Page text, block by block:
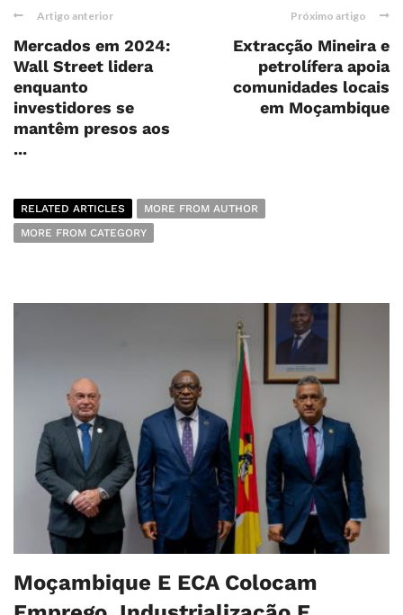
Artigo anterior
Mercados em 2024:
Wall Street lidera
enquanto
investidores se
mantêm presos aos
...
Próximo artigo
Extracção Mineira e
petrolífera apoia
comunidades locais
em Moçambique
RELATED ARTICLES
MORE FROM AUTHOR
MORE FROM CATEGORY
Moçambique E ECA Colocam